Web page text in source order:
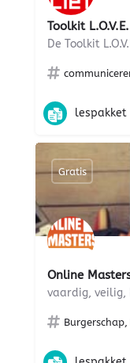
Toolkit
lespakket
Online
vaardig, veilig,
Gratis